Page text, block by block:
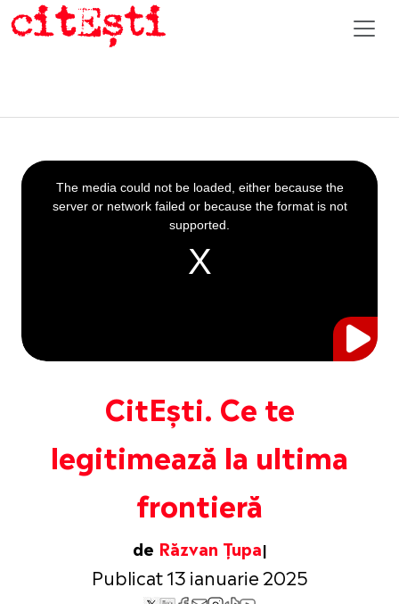
CitEști. Ce te
legitimează la ultima
frontieră
de Răzvan Țupa
Publicat 13 ianuarie 2025
This
is
a
The media could not be loaded, either because the
server or network failed or because the format is not
supported.